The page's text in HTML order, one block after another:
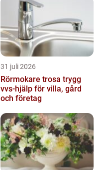
31 juli 2026
Rörmokare trosa trygg
vvs-hjälp för villa, gård
och företag